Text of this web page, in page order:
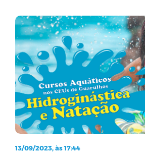
13/09/2023, às 17:44